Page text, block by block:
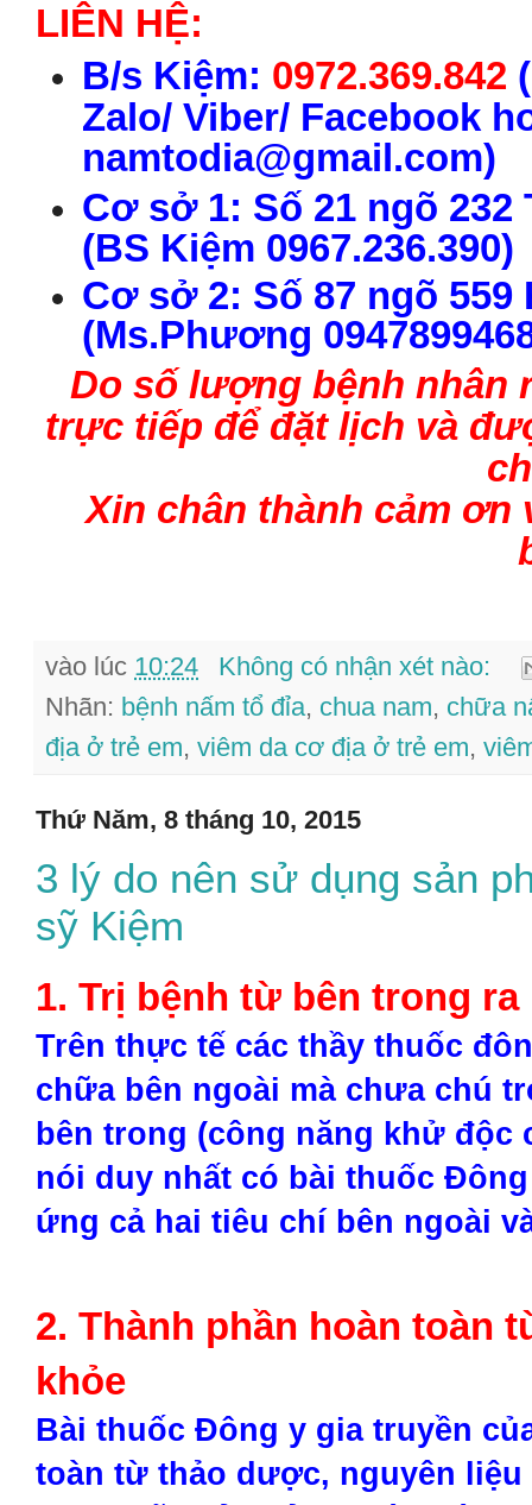
LIÊN HỆ:
B/s Kiệm: 0972.369.842 (
Zalo/ Viber/ Facebook
namtodia@gmail.com)
Cơ sở 1: Số 21 ngõ
(BS Kiệm 0967.236.390)
Cơ sở 2: Số 87 ngõ 559
(Ms.Phương
Do số lượng bệnh nhân
trực tiếp để đặt lịch và
Xin chân thành cảm ơn
vào lúc 10:24
Không có nhận xét nào:
Nhãn: bệnh nấm tổ đỉa, chua nam, chữa
địa ở trẻ em, viêm da cơ địa ở trẻ em,
Thứ Năm, 8 tháng 10, 2015
3 lý do nên sử dụng sản
sỹ Kiệm
1. Trị bệnh từ bên trong ra
Trên thực tế các thầy thuốc
chữa bên ngoài mà chưa chú
bên trong (công năng khử độc
nói duy nhất có bài thuốc
ứng cả hai tiêu chí bên ngoài
2. Thành phần hoàn toàn
khỏe
Bài thuốc Đông y gia truyền
toàn từ thảo dược, nguyên